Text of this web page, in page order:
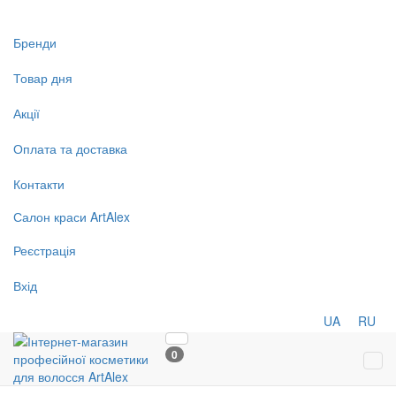
Бренди
Товар дня
Акції
Оплата та доставка
Контакти
Салон краси ArtAlex
Реєстрація
Вхід
UA RU
0